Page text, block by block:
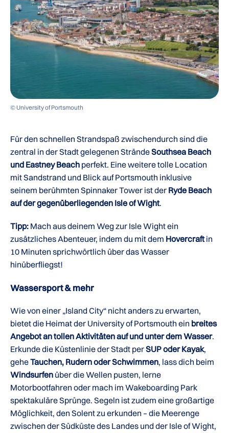
© University of Portsmouth
Für den schnellen Strandspaß zwischendurch sind die
zentral in der Stadt gelegenen SträndeSouthsea Beach
und Eastney Beach perfekt. Eine weitere tolle Location
mit Sandstrand und Blick auf Portsmouth inklusive
seinem berühmten Spinnaker Tower ist der Ryde Beach
auf der gegenüberliegenden Isle of Wight.
Tipp: Mach aus deinem Weg zur Isle Wight ein
zusätzliches Abenteuer, indem du mit dem Hovercraftin
10 Minuten sprichwörtlich über das Wasser
hinüberfliegst!
Wassersport & mehr
Wie von einer „Island City“ nicht anders zu erwarten,
bietet die Heimat der University of Portsmouth ein breites
Angebot an tollen Aktivitäten auf und unter dem Wasser.
Erkunde die Küstenlinie der Stadt perSUP oder Kayak,
geheTauchen, Rudern oder Schwimmen, lass dich beim
Windsurfen über die Wellen pusten, lerne
Motorbootfahren oder mach im Wakeboarding Park
spektakuläre Sprünge. Segeln ist zudem eine großartige
Möglichkeit, den Solent zu erkunden – die Meerenge
zwischen der Südküste des Landes und der Isle of Wight,